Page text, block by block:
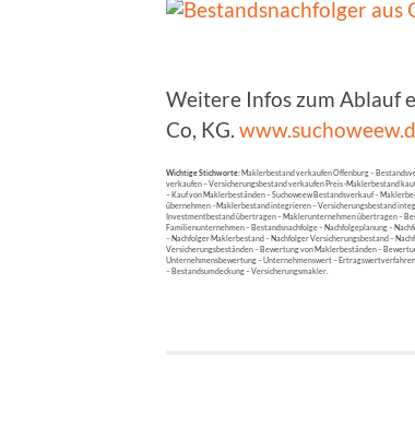
Weitere Infos zum Ablauf
Co, KG.
Wichtige Stichworte: Maklerbestand verkaufen Offenburg –
verkaufen – Versicherungsbestand verkaufen Preis -Maklerbestand
– Kauf von Maklerbeständen – Suchoweew Bestandsverkauf –
übernehmen –Maklerbestand integrieren – Versicherungsbestand
Investmentbestand übertragen – Maklerunternehmen übertragen –
Familienunternehmen – Bestandsnachfolge – Nachfolgeplanung –
– Nachfolger Maklerbestand – Nachfolger Versicherungsbestand –
Versicherungsbeständen – Bewertung von Maklerbeständen –
Unternehmensbewertung – Unternehmenswert –
– Bestandsumdeckung – Versicherungsmakler.